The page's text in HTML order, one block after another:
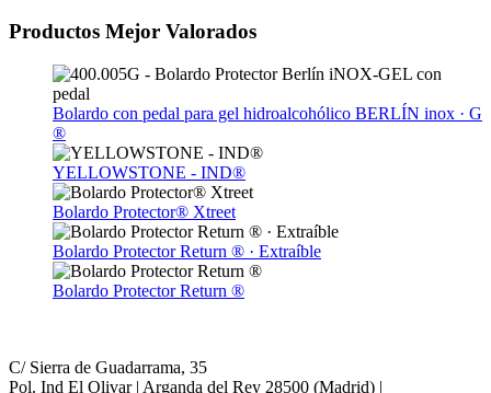
Productos Mejor Valorados
Bolardo con pedal para gel hidroalcohólico BERLÍN inox · G
®
YELLOWSTONE - IND®
Bolardo Protector® Xtreet
Bolardo Protector Return ® · Extraíble
Bolardo Protector Return ®
C/ Sierra de Guadarrama, 35
Pol. Ind El Olivar | Arganda del Rey 28500 (Madrid) |